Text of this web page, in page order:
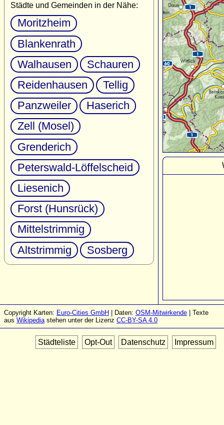
Städte und Gemeinden in der Nähe:
Moritzheim
Blankenrath
Walhausen
Schauren
Reidenhausen
Tellig
Panzweiler
Haserich
Zell (Mosel)
Grenderich
Peterswald-Löffelscheid
Liesenich
Forst (Hunsrück)
Mittelstrimmig
Altstrimmig
Sosberg
Copyright Karten: Euro-Cities GmbH | Daten: OSM-Mitwirkende | Texte
aus Wikipediastehen unter der Lizenz CC-BY-SA 4.0
Städteliste Opt-Out Datenschutz Impressum